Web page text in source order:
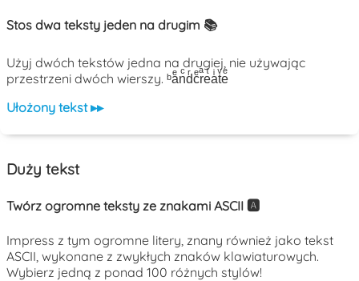
Stos dwa teksty jeden na drugim 📚
Użyj dwóch tekstów jedna na drugiej, nie używając
przestrzeni dwóch wierszy. ᵇaͤnͨdͬcͤrͣeͭaͥtͮeͤ
Ułożony tekst ▸▸
Duży tekst
Twórz ogromne teksty ze znakami ASCII 🅰️
Impress z tym ogromne litery, znany również jako tekst
ASCII, wykonane z zwykłych znaków klawiaturowych.
Wybierz jedną z ponad 100 różnych stylów!